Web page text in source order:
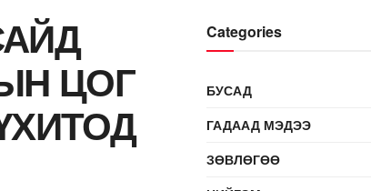
ЦОГ
Categories
БУСАД
ГАДААД МЭДЭЭ
ЗӨВЛӨГӨӨ